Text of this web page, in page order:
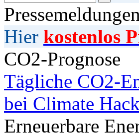
Pressemeldungen
Hier kostenlos
CO2-Prognose
Tägliche CO2-
bei Climate
Erneuerbare